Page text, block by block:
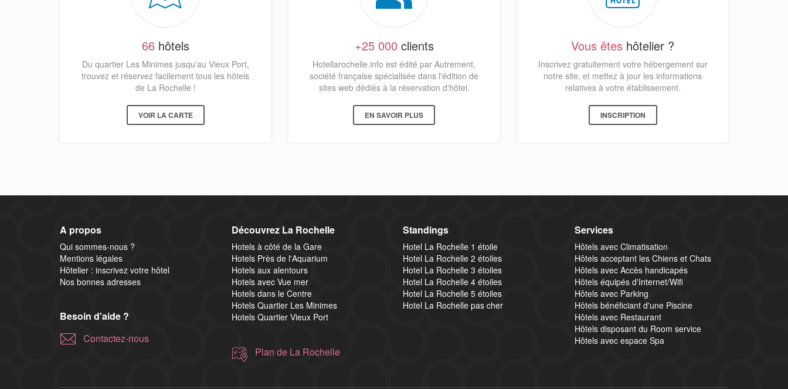
66hôtels
Du quartier Les Minimes jusqu'au Vieux Port,
trouvez et réservez facilement tous les hôtels
de La Rochelle !
VOIR LA CARTE
+25 000 clients
Hotellarochelle.info est édité par Autrement,
société française spécialisée dans l'édition de
sites web dédiés à la réservation d'hôtel.
EN SAVOIR PLUS
Vous êtes hôtelier ?
Inscrivez gratuitement votre hébergement sur
notre site, et mettez à jour les informations
relatives à votre établissement.
INSCRIPTION
A propos
Qui sommes-nous ?
Mentions légales
Hôtelier : inscrivez votre hôtel
Nos bonnes adresses
Besoin d'aide ?
Contactez-nous
Découvrez La Rochelle
Hotels à côté de la Gare
Hotels Près de l'Aquarium
Hotels aux alentours
Hotels avec Vue mer
Hotels dans le Centre
Hotels Quartier Les Minimes
Hotels Quartier Vieux Port
Plan de La Rochelle
Standings
Hotel La Rochelle 1 étoile
Hotel La Rochelle 2 étoiles
Hotel La Rochelle 3 étoiles
Hotel La Rochelle 4 étoiles
Hotel La Rochelle 5 étoiles
Hotel La Rochelle pas cher
Services
Hôtels avec Climatisation
Hôtels acceptant les Chiens et Chats
Hôtels avec Accès handicapés
Hôtels équipés d'Internet/Wifi
Hôtels avec Parking
Hôtels bénéficiant d'une Piscine
Hôtels avec Restaurant
Hôtels disposant du Room service
Hôtels avec espace Spa